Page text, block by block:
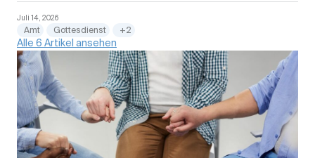
Juli 14, 2026
Amt Gottesdienst +2
Alle 6 Artikel ansehen